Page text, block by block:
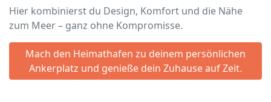
Hier kombinierst du Design, Komfort und die Nähe
zum Meer – ganz ohne Kompromisse.
Mach den Heimathafen zu deinem persönlichen
Ankerplatz und genieße dein Zuhause auf Zeit.